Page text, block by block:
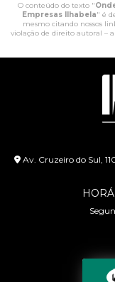
O conteúdo do texto "
Empresas Ilhabela" é
mesmo citando nossos
violação de direito autoral –
Av. Cruzeiro do Sul,